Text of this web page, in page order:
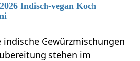
Indisch-vegan Koch
Gewürzmischungen
stehen im